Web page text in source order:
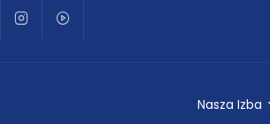
Nasza Izba